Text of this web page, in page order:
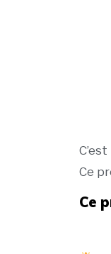
Ce
Ce